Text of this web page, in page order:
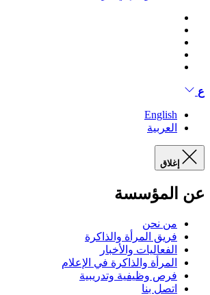
ع
English
العربية
إغلاق
عن المؤسسة
من نحن
فريق المرأة والذاكرة
الفعاليات والأخبار
المرأة والذاكرة في الإعلام
فرص وظيفية وتدريبية
اتصل بنا